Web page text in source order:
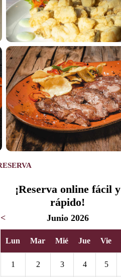
¡Reserva online fácil y
rápido!
< Junio 2026
Lun Mar Mié Jue Vie
1 2 3 4 5